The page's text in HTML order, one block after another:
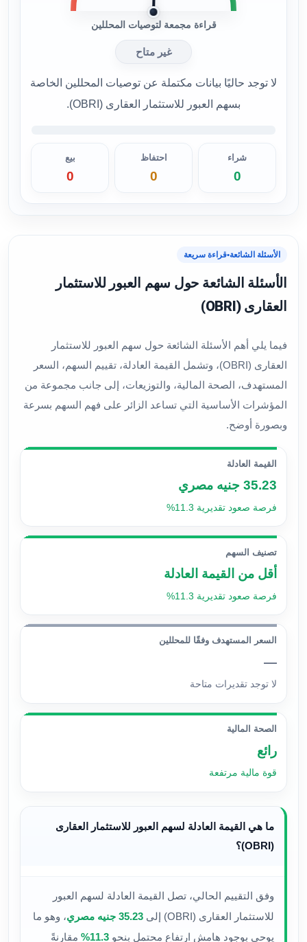
قراءة مجمعة لتوصيات المحللين
غير متاح
لا توجد حاليًا بيانات مكتملة عن توصيات المحللين الخاصة
بسهم العبور للاستثمار العقارى (OBRI).
شراء
0
احتفاظ
0
بيع
0
الأسئلة الشائعة•قراءة سريعة
الأسئلة الشائعة حول سهم العبور للاستثمار
العقارى (OBRI)
فيما يلي أهم الأسئلة الشائعة حول سهم العبور للاستثمار
العقارى (OBRI)، وتشمل القيمة العادلة، تقييم السهم، السعر
المستهدف، الصحة المالية، والتوزيعات، إلى جانب مجموعة من
المؤشرات الأساسية التي تساعد الزائر على فهم السهم بسرعة
وبصورة أوضح.
القيمة العادلة
35.23 جنيه مصري
فرصة صعود تقديرية 11.3%
تصنيف السهم
أقل من القيمة العادلة
فرصة صعود تقديرية 11.3%
السعر المستهدف وفقًا للمحللين
—
لا توجد تقديرات متاحة
الصحة المالية
رائع
قوة مالية مرتفعة
ما هي القيمة العادلة لسهم العبور للاستثمار العقارى
(OBRI)؟
وفق التقييم الحالي، تصل القيمة العادلة لسهم العبور
للاستثمار العقارى (OBRI) إلى
35.23 جنيه مصري
، وهو ما
يوحي بوجود هامش ارتفاع محتمل بنحو11.3%
مقارنةً